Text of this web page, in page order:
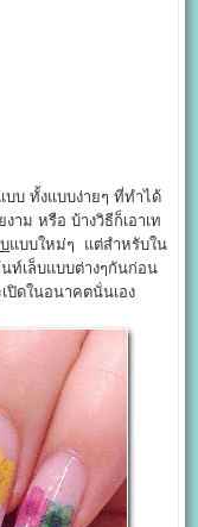
บ ทั้งแบบง่ายๆ ที่ทำได้
าม หรือ บ้างวิธีก็เอาเท
แบบใหม่ๆ แต่สำหรับใน
นท์เล็บแบบต่างๆกันก่อน
ปิดในอนาคตนั่นเอง